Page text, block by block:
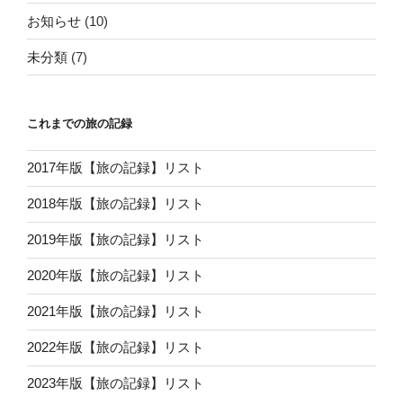
お知らせ (10)
未分類 (7)
これまでの旅の記録
2017年版【旅の記録】リスト
2018年版【旅の記録】リスト
2019年版【旅の記録】リスト
2020年版【旅の記録】リスト
2021年版【旅の記録】リスト
2022年版【旅の記録】リスト
2023年版【旅の記録】リスト